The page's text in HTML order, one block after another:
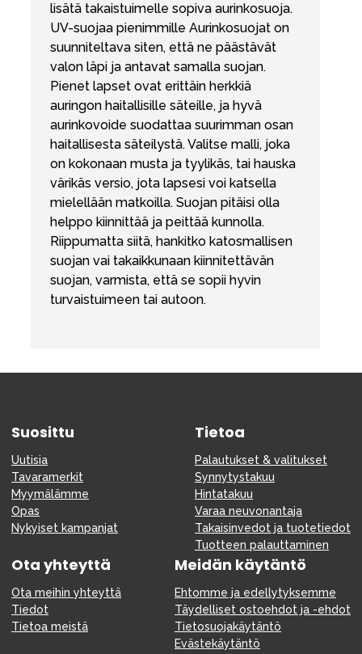
lisätä takaistuimelle sopiva aurinkosuoja.
UV-suojaa pienimmille Aurinkosuojat on
suunniteltava siten, että ne päästävät
valon läpi ja antavat samalla suojan.
Pienet lapset ovat erittäin herkkiä
auringon haitallisille säteille, ja hyvä
aurinkovoide suodattaa suurimman osan
haitallisesta säteilystä. Valitse malli, joka
on kokonaan musta ja tyylikäs, tai hauska
värikäs versio, jota lapsesi voi katsella
mielellään matkoilla. Suojan pitäisi olla
helppo kiinnittää ja peittää kunnolla.
Riippumatta siitä, hankitko katosmallisen
suojan vai takaikkunaan kiinnitettävän
suojan, varmista, että se sopii hyvin
turvaistuimeen tai autoon.
Suosittu
Uutisia
Tavaramerkit
Myymälämme
Opas
Nykyiset kampanjat
Tietoa
Palautukset & valitukset
Synnytystakuu
Hintatakuu
Varaa neuvonantaja
Takaisinvedot ja tuotetiedot
Tuotteen palauttaminen
Ota yhteyttä
Ota meihin yhteyttä
Tiedot
Tietoa meistä
Meidän käytäntö
Ehtomme ja edellytyksemme
Täydelliset ostoehdot ja -ehdot
Tietosuojakäytäntö
Evästekäytäntö